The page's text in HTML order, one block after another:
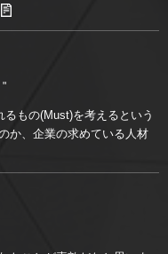
"
もの(Must)を考えるという
か、企業の求めている人材